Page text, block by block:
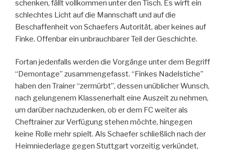
schenken, fällt vollkommen unter den Tisch. Es wirft ein
schlechtes Licht auf die Mannschaft und auf die
Beschaffenheit von Schaefers Autorität, aber keines auf
Finke. Offenbar ein unbrauchbarer Teil der Geschichte.
Fortan jedenfalls werden die Vorgänge unter dem Begriff
“Demontage” zusammengefasst. “Finkes Nadelstiche”
haben den Trainer “zermürbt”, dessen unüblicher Wunsch,
nach gelungenem Klassenerhalt eine Auszeit zu nehmen,
um darüber nachzudenken, ob er dem FC weiter als
Cheftrainer zur Verfügung stehen möchte, hingegen
keine Rolle mehr spielt. Als Schaefer schließlich nach der
Heimniederlage gegen Stuttgart vorzeitig verkündet,